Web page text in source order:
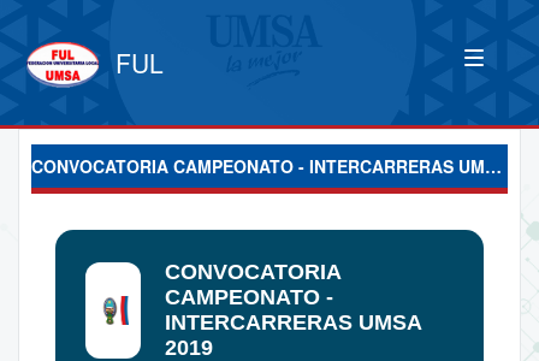
FUL
CONVOCATORIA CAMPEONATO - INTERCARRERAS UMSA 2019
CONVOCATORIA
CAMPEONATO -
INTERCARRERAS UMSA
2019